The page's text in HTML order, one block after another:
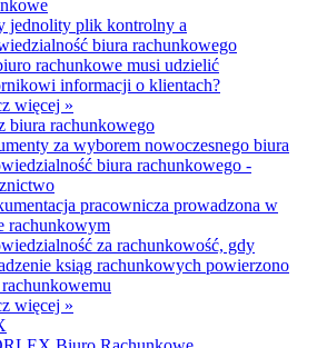
jednolity plik kontrolny a
biura rachunkowego
rachunkowe musi udzielić
informacji o klientach?
więcej »
biura rachunkowego
za wyborem nowoczesnego biura
biura rachunkowego -
pracownicza prowadzona w
rachunkowym
za rachunkowość, gdy
ksiąg rachunkowych powierzono
więcej »